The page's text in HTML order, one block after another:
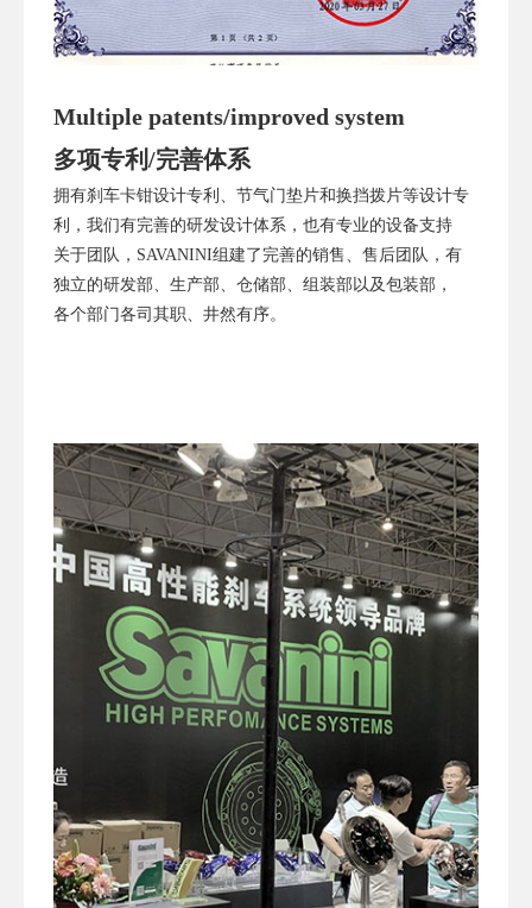
Multiple patents/improved system
多项专利/完善体系
拥有刹车卡钳设计专利、节气门垫片和换挡拨片等设计专
利，我们有完善的研发设计体系，也有专业的设备支持
关于团队，SAVANINI组建了完善的销售、售后团队，有
独立的研发部、生产部、仓储部、组装部以及包装部，
各个部门各司其职、井然有序。